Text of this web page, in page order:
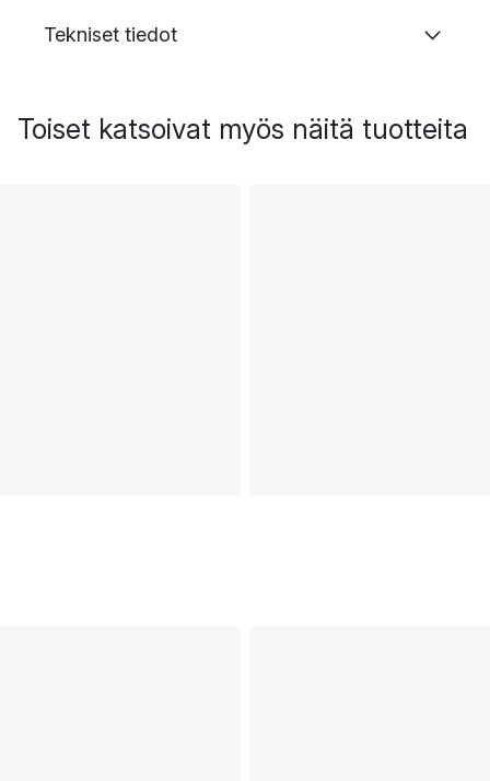
Tekniset tiedot
Toiset katsoivat myös näitä tuotteita